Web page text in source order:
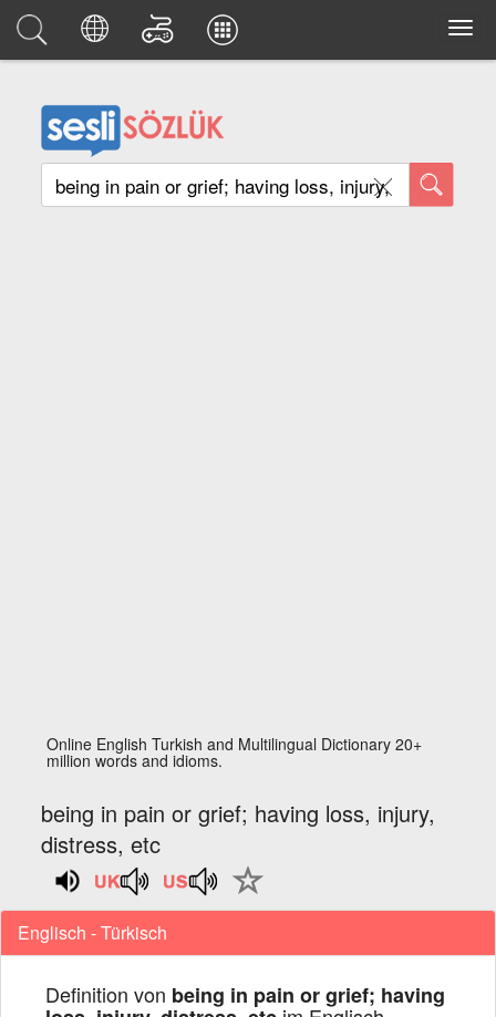
Online English Turkish and Multilingual Dictionary 20+
million words and idioms.
being in pain or grief; having loss, injury,
distress, etc
Englisch - Türkisch
Definition von being in pain or grief; having